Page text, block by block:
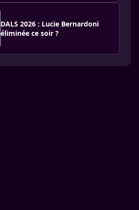
DALS 2026 : Lucie Bernardoni
éliminée ce soir ?